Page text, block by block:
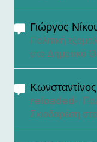
Γιώργος
Πολιτική
στο Δημοτικό
reloaded»:
Σκιαδαρέση